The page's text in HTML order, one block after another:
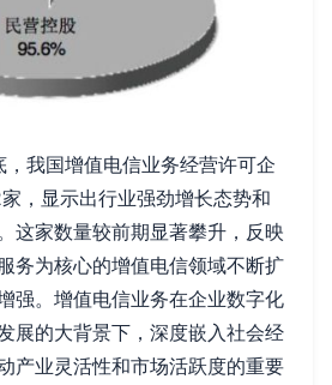
我国增值电信业务经营许可企
，显示出行业强劲增长态势和
这家数量较前期显著攀升，反映
务为核心的增值电信领域不断扩
强。增值电信业务在企业数字化
展的大背景下，深度嵌入社会经
产业灵活性和市场活跃度的重要